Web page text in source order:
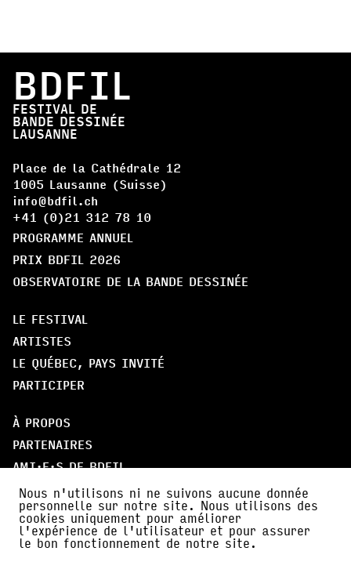
BDFIL
FESTIVAL DE
BANDE DESSINÉE
LAUSANNE
Place de la Cathédrale 12
1005 Lausanne (Suisse)
info@bdfil.ch
+41 (0)21 312 78 10
PROGRAMME ANNUEL
PRIX BDFIL 2026
OBSERVATOIRE DE LA BANDE DESSINÉE
LE FESTIVAL
ARTISTES
LE QUÉBEC, PAYS INVITÉ
PARTICIPER
À PROPOS
PARTENAIRES
AMI·E·S DE BDFIL
CERCLE DES MÉCÈNES
INFOS PRATIQUES
ACTUALITÉS
Nous n'utilisons ni ne suivons aucune donnée
personnelle sur notre site. Nous utilisons des
cookies uniquement pour améliorer
l'expérience de l'utilisateur et pour assurer
le bon fonctionnement de notre site.